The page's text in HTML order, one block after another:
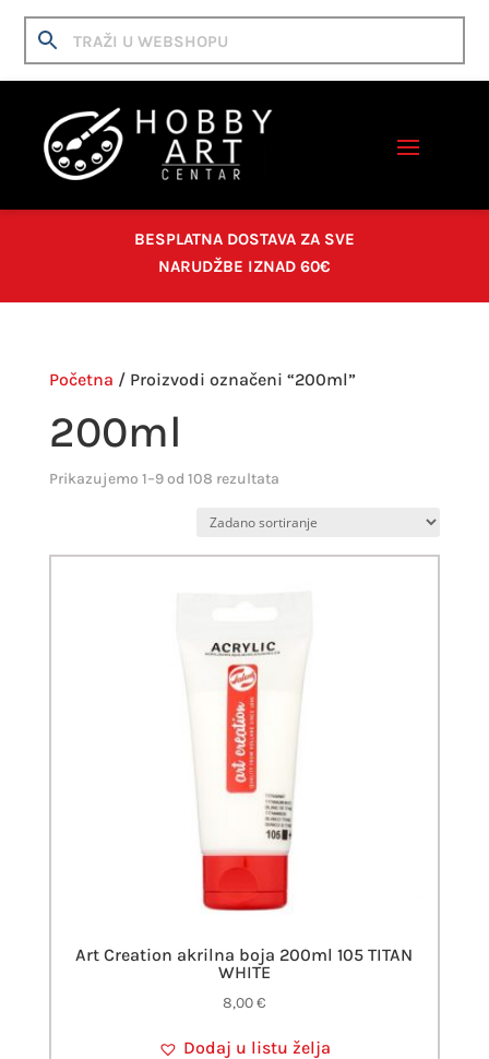
BESPLATNA DOSTAVA ZA SVE
NARUDŽBE IZNAD 60€
Početna / Proizvodi označeni “200ml”
200ml
Prikazujemo 1–9 od 108 rezultata
Art Creation akrilna boja 200ml 105 TITAN
WHITE
8,00€
Dodaj u listu želja